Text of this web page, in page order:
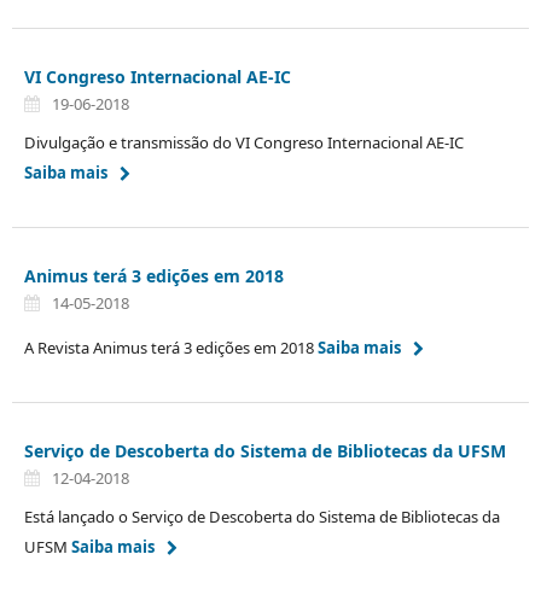
VI Congreso Internacional AE-IC
19-06-2018
Divulgação e transmissão do VI Congreso Internacional AE-IC
Saiba mais
Animus terá 3 edições em 2018
14-05-2018
A Revista Animus terá 3 edições em 2018Saiba mais
Serviço de Descoberta do Sistema de Bibliotecas da UFSM
12-04-2018
Está lançado o Serviço de Descoberta do Sistema de Bibliotecas da
UFSM Saiba mais